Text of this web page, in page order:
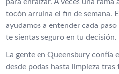
para enraizar. A veces una
tocón arruina el fin de semana.
ayudamos a entender cada
te sientas seguro en tu decisión.
La gente en Queensbury confía
desde podas hasta limpieza